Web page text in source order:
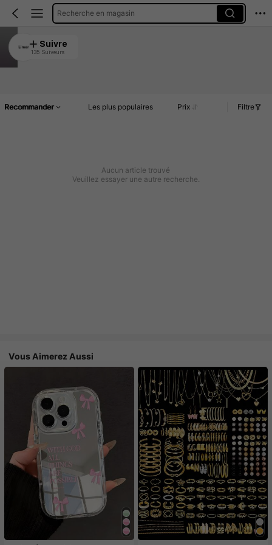
Recherche en magasin
Limer
4.91
Suivre
135 Suiveurs
Recommander Les plus populaires Prix Filtre
Aucun article trouvé
Veuillez essayer une autre recherche.
Vous Aimerez Aussi